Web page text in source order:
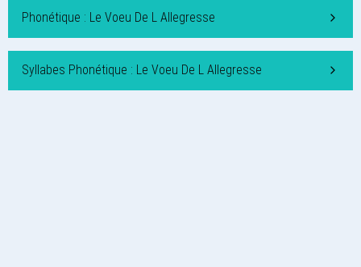
Phonétique : Le Voeu De L Allegresse
Syllabes Phonétique : Le Voeu De L Allegresse